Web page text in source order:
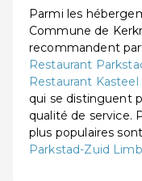
Parmi les
Commune de
recommandent
Restaurant
Restaurant
qui se distinguent
qualité de service.
plus populaires sont
Parkstad-Zuid